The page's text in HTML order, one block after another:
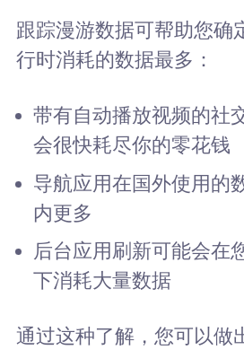
跟踪漫游数据可帮助您确
行时消耗的数据最多：
带有自动播放视频的社
会很快耗尽你的零花钱
导航应用在国外使用的
内更多
后台应用刷新可能会在
下消耗大量数据
通过这种了解，您可以做